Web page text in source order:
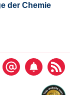
der Chemie